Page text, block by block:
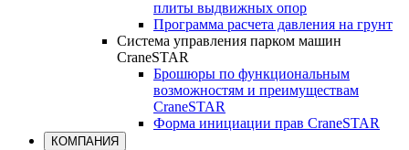
плиты выдвижных опор
Программа расчета давления на грунт
Система управления парком машин
CraneSTAR
Брошюры по функциональным
возможностям и преимуществам
CraneSTAR
Форма инициации прав CraneSTAR
КОМПАНИЯ